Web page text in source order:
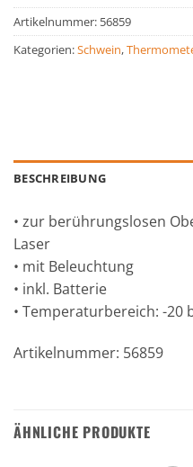
Artikelnummer: 56859
Kategorien:Schwein,
BESCHREIBUNG
• zur berührungslosen
Laser
• mit Beleuchtung
• inkl. Batterie
• Temperaturbereich: -20
Artikelnummer: 56859
ÄHNLICHE PRODUKTE